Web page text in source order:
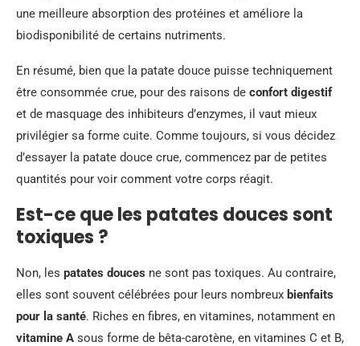
une meilleure absorption des protéines et améliore la
biodisponibilité de certains nutriments.
En résumé, bien que la patate douce puisse techniquement
être consommée crue, pour des raisons de confort digestif
et de masquage des inhibiteurs d’enzymes, il vaut mieux
privilégier sa forme cuite. Comme toujours, si vous décidez
d’essayer la patate douce crue, commencez par de petites
quantités pour voir comment votre corps réagit.
Est-ce que les patates douces sont
toxiques ?
Non, les patates douces ne sont pas toxiques. Au contraire,
elles sont souvent célébrées pour leurs nombreux bienfaits
pour la santé. Riches en fibres, en vitamines, notamment en
vitamine A sous forme de bêta-carotène, en vitamines C et B,